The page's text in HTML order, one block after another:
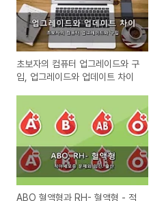
초보자의 컴퓨터 업그레이드와 구
입, 업그레이드와 업데이트 차이
ABO 혈액형과 RH- 혈액형 - 적